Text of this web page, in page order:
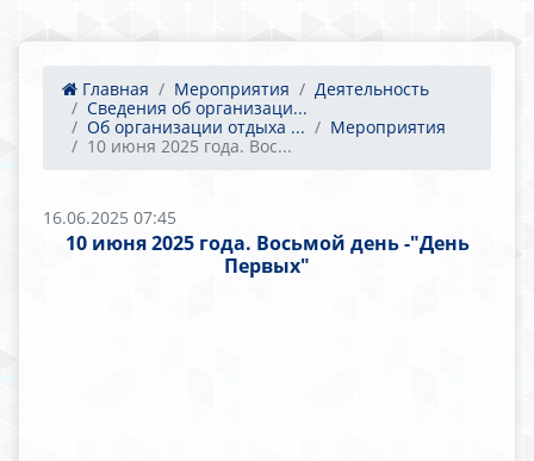
Главная Мероприятия
Деятельность
Сведения об организаци...
Об организации отдыха ...
Мероприятия
10 июня 2025 года. Вос...
16.06.2025 07:45
10 июня 2025 года. Восьмой день -"День
Первых"